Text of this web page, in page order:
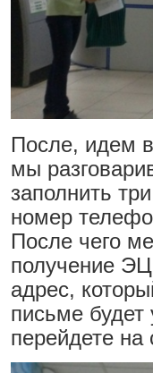
После, идем
мы
заполнить
номер
После чего
получение
адрес,
письме будет
перейдете